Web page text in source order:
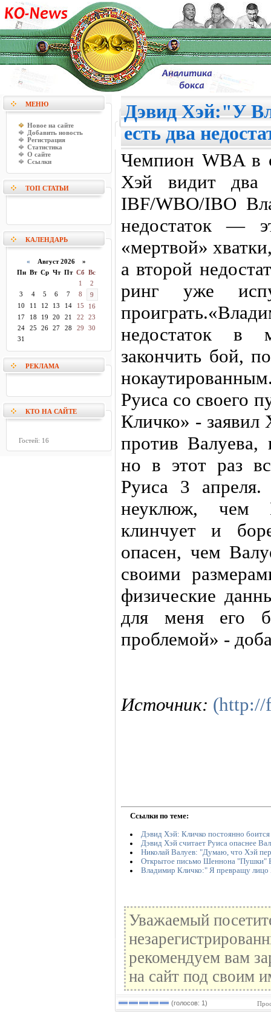
МЕНЮ
Новое на сайте
Добавить новость
Регистрация
Статистика
О сайте
Ссылки
ТОП СТАТЬИ
КАЛЕНДАРЬ
« Август 2026 »
Пн Вт Ср Чт Пт Сб Вс
1
2
3
4 5 6 7 8
9
10
11 12 13 14 15
16
17
18 19 20 21 22
23
24
25 26 27 28 29
30
31
РЕКЛАМА
КТО НА САЙТЕ
Гостей: 16
Дэвид Хэй:"У
есть два
Чемпион WBA в
Хэй видит два
IBF/WBO/IBO
недостаток —
«мертвой»
а второй
ринг уже
недостаток в
закончить бой,
Руиса со своего
Кличко» - заявил
против Валуева,
но в этот раз
Руиса 3 апреля.
неуклюж, чем
клинчует и
опасен, чем
своими
физические
для меня его
проблемой» -
Источник: (http://
Ссылки по теме:
Дэвид Хэй: Кличко постоянно боится
Дэвид Хэй считает Руиса опаснее
Николай Валуев: "Думаю, что Хэй
Открытое письмо Шеннона "Пушки"
Владимир Кличко:" Я превращу лицо
Уважаемый
рекомендуем вам
на сайт под своим
(голосов: 1)